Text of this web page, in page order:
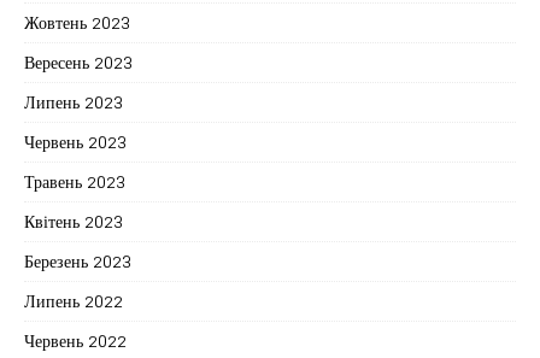
Жовтень 2023
Вересень 2023
Липень 2023
Червень 2023
Травень 2023
Квітень 2023
Березень 2023
Липень 2022
Червень 2022